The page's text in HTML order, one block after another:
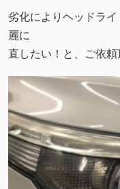
劣化によりヘッドラ
麗に
直したい！と、ご依頼